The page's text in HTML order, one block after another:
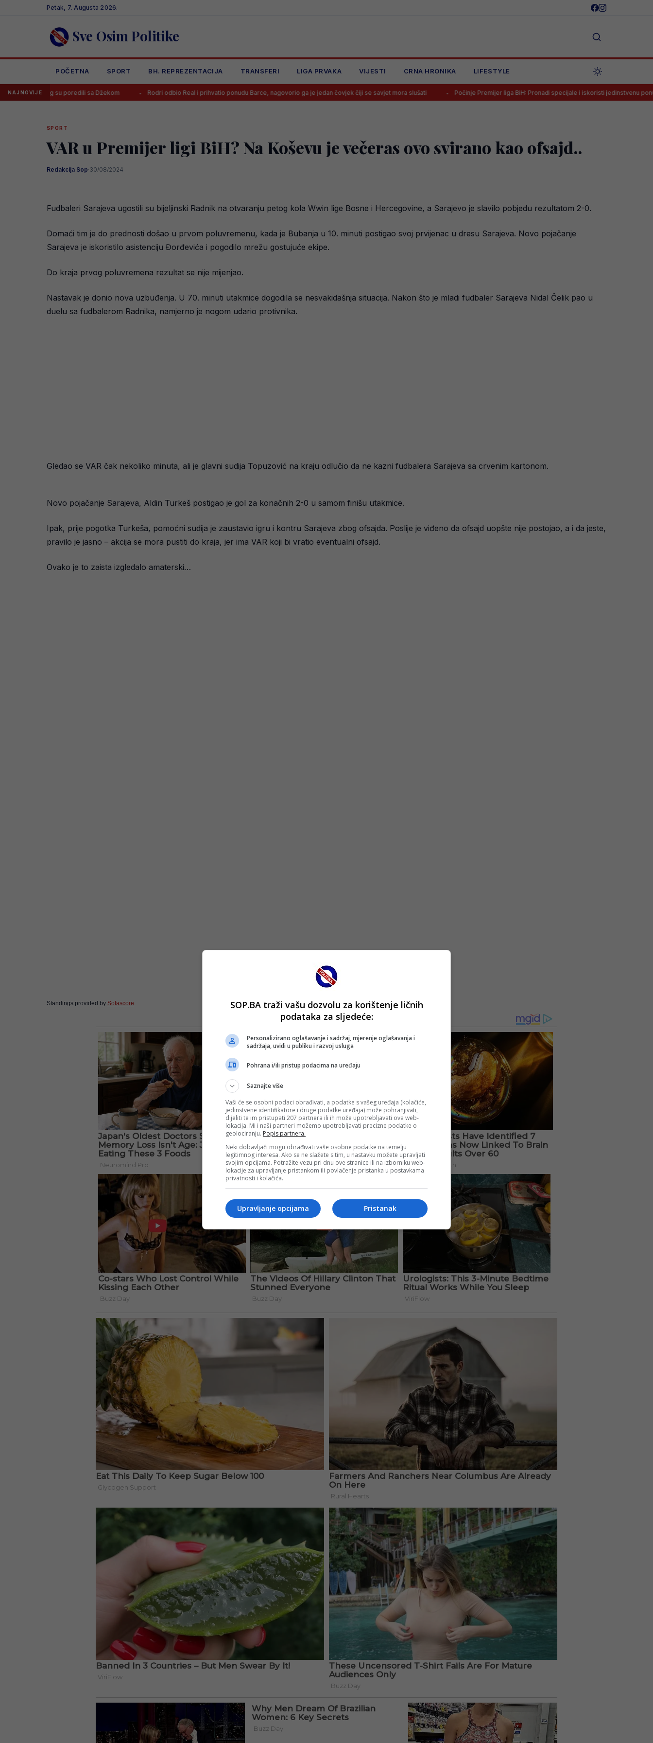
Petak, 7. Augusta 2026.
Sve Osim Politike
POČETNA SPORT BH. REPREZENTACIJA TRANSFERI LIGA PRVAKA VIJESTI CRNA HRONIKA LIFESTYLE
NAJNOVIJE
su poredili sa Džekom Rodri odbio Real i prihvatio ponudu Barce, nagovorio ga je jedan čovjek čiji se savjet mora slušati Počinje Premijer liga BiH: Pronađi specijale i iskoristi jedinstvenu ponudu
SPORT
VAR u Premijer ligi BiH? Na Koševu je večeras ovo svirano kao ofsajd..
Redakcija Sop·30/08/2024
Fudbaleri Sarajeva ugostili su bijeljinski Radnik na otvaranju petog kola Wwin lige Bosne i Hercegovine, a Sarajevo je slavilo pobjedu rezultatom 2-0.
Domaći tim je do prednosti došao u prvom poluvremenu, kada je Bubanja u 10. minuti postigao svoj prvijenac u dresu Sarajeva. Novo pojačanje
Sarajeva je iskoristilo asistenciju Đorđevića i pogodilo mrežu gostujuće ekipe.
Do kraja prvog poluvremena rezultat se nije mijenjao.
Nastavak je donio nova uzbuđenja. U 70. minuti utakmice dogodila se nesvakidašnja situacija. Nakon što je mladi fudbaler Sarajeva Nidal Čelik pao u
duelu sa fudbalerom Radnika, namjerno je nogom udario protivnika.
Gledao se VAR čak nekoliko minuta, ali je glavni sudija Topuzović na kraju odlučio da ne kazni fudbalera Sarajeva sa crvenim kartonom.
Novo pojačanje Sarajeva, Aldin Turkeš postigao je gol za konačnih 2-0 u samom finišu utakmice.
Ipak, prije pogotka Turkeša, pomoćni sudija je zaustavio igru i kontru Sarajeva zbog ofsajda. Poslije je viđeno da ofsajd uopšte nije postojao, a i da jeste,
pravilo je jasno – akcija se mora pustiti do kraja, jer ima VAR koji bi vratio eventualni ofsajd.
Ovako je to zaista izgledalo amaterski…
Standings provided by Sofascore
SOP.BA traži vašu dozvolu za korištenje ličnih
podataka za sljedeće:
Personalizirano oglašavanje i sadržaj, mjerenje oglašavanja i
sadržaja, uvidi u publiku i razvoj usluga
Pohrana i/ili pristup podacima na uređaju
Saznajte više
Vaši će se osobni podaci obrađivati, a podatke s vašeg uređaja (kolačiće,
jedinstvene identifikatore i druge podatke uređaja) može pohranjivati,
dijeliti te im pristupati 207 partnera ili ih može upotrebljavati ova web-
lokacija. Mi i naši partneri možemo upotrebljavati precizne podatke o
geolociranju. Popis partnera.
Neki dobavljači mogu obrađivati vaše osobne podatke na temelju
legitimnog interesa. Ako se ne slažete s tim, u nastavku možete upravljati
svojim opcijama. Potražite vezu pri dnu ove stranice ili na izborniku web-
lokacije za upravljanje pristankom ili povlačenje pristanka u postavkama
privatnosti i kolačića.
Pristanak
Upravljanje opcijama